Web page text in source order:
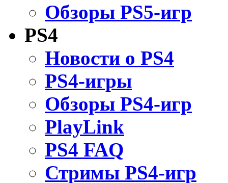
Обзоры PS5-игр
PS4
Новости о PS4
PS4-игры
Обзоры PS4-игр
PlayLink
PS4 FAQ
Стримы PS4-игр